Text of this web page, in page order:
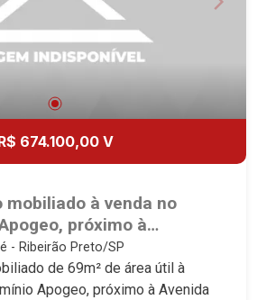
674.100,00 V
mobiliado à venda no
próximo à
João Fiúsa -
SP.
- Ribeirão Preto/SP
de 69m² de área útil à
Apogeo, próximo à Avenida